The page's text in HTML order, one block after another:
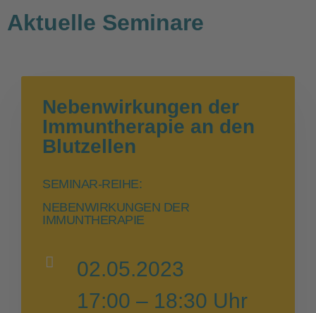
Aktuelle Seminare
Nebenwirkungen der
Immuntherapie an den
Blutzellen
SEMINAR-REIHE:
NEBENWIRKUNGEN DER
IMMUNTHERAPIE
02.05.2023
17:00 – 18:30 Uhr